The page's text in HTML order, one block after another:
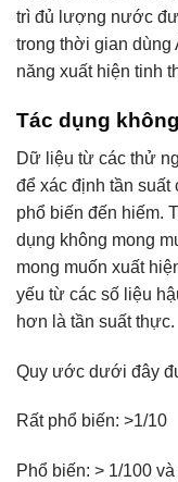
trì đủ lượng nước
trong thời gian dùng
năng xuất hiện tinh
Tác dụng
Dữ liệu từ các thử
để xác định tần suất
phổ biến đến hiếm.
dụng không mong
mong muốn xuất
yếu từ các số liệu
hơn là tần suất thực.
Quy ước dưới đây
Rất phổ biến: >1/10
Phổ biến: > 1/100